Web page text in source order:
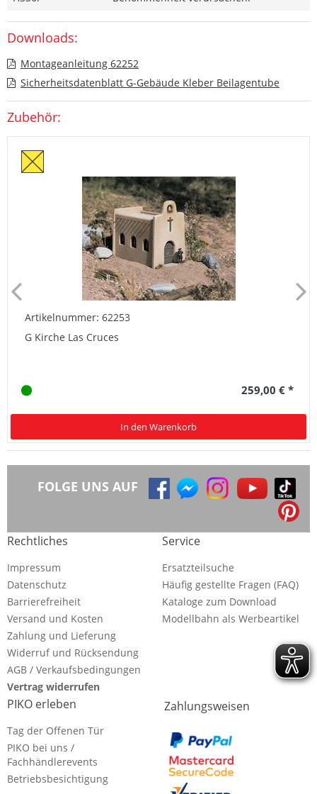
Downloads:
Montageanleitung 62252
Sicherheitsdatenblatt G-Gebäude Kleber Beilagentube
Zubehör:
Artikelnummer: 62253
G Kirche Las Cruces
259,00 € *
In den Warenkorb
FOLGE UNS AUF
Rechtliches
Impressum
Datenschutz
Barrierefreiheit
Versand und Kosten
Zahlung und Lieferung
Widerruf und Rücksendung
AGB / Verkaufsbedingungen
Vertrag widerrufen
Service
Ersatzteilsuche
Häufig gestellte Fragen (FAQ)
Kataloge zum Download
Modellbahn als Werbeartikel
PIKO erleben
Tag der Offenen Tür
PIKO bei uns /
Fachhändlerevents
Betriebsbesichtigung
Zahlungsweisen